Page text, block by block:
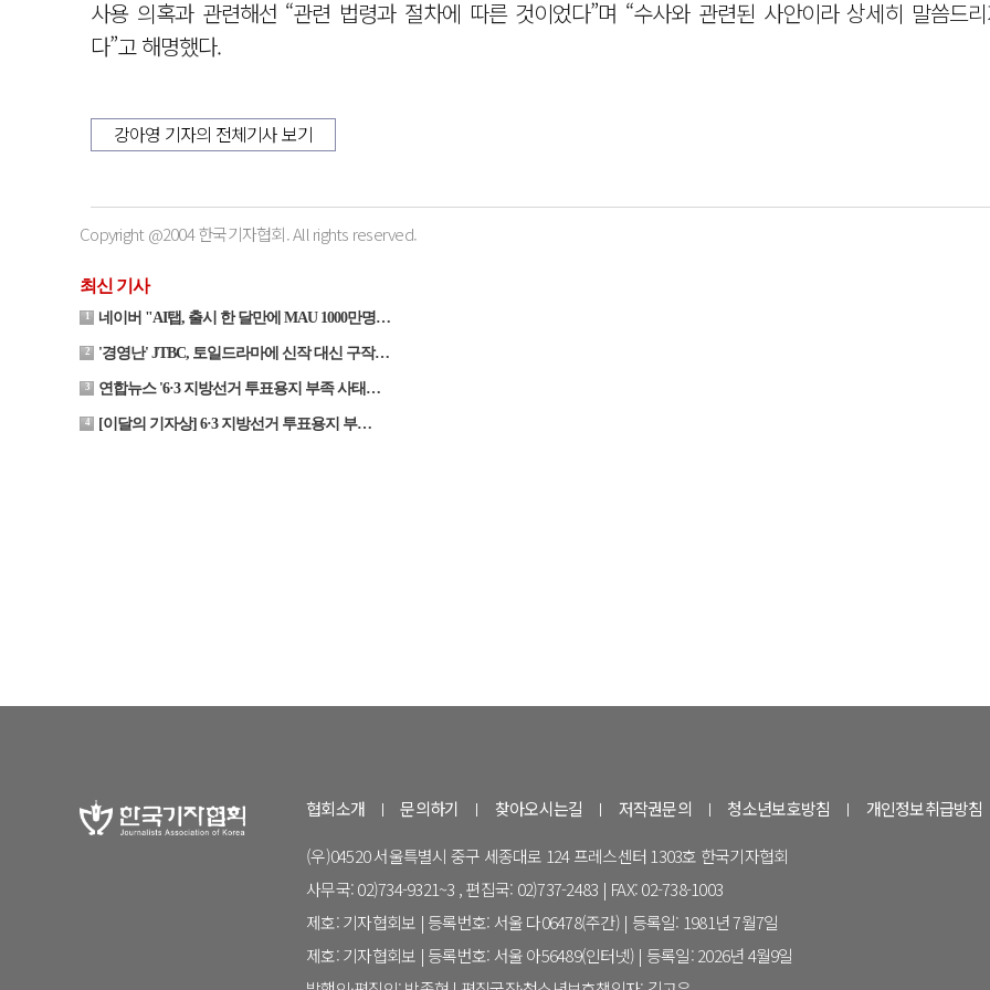
사용 의혹과 관련해선 “관련 법령과 절차에 따른 것이었다”며 “수사와 관련된 사안이라 상세히 말씀드
다”고 해명했다.
강아영 기자의 전체기사 보기
Copyright @2004 한국기자협회. All rights reserved.
협회소개 문의하기 찾아오시는길 저작권문의 청소년보호방침 개인정보취급방침
(우)04520 서울특별시 중구 세종대로 124 프레스센터 1303호 한국기자협회
사무국: 02)734-9321~3 , 편집국: 02)737-2483 | FAX: 02-738-1003
제호: 기자협회보 | 등록번호: 서울 다06478(주간) | 등록일: 1981년 7월7일
제호: 기자협회보 | 등록번호: 서울 아56489(인터넷) | 등록일: 2026년 4월9일